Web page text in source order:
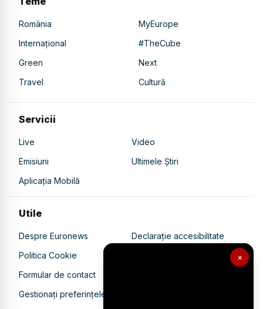
×
România
MyEurope
Internațional
#TheCube
Green
Next
Travel
Cultură
Servicii
Live
Video
Emisiuni
Ultimele Știri
Aplicația Mobilă
Utile
Despre Euronews
Declarație accesibilitate
Politica Cookie
Politica de confidențialitate
Formular de contact
Gestionați preferințele